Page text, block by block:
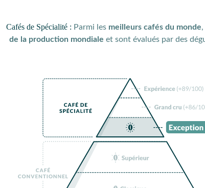
Cafés de Spécialité : Parmi les meilleurs cafés du monde
de la production mondiale et sont évalués par des